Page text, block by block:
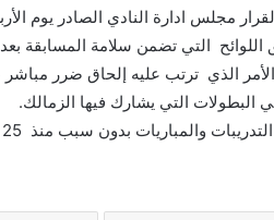
مجلس ادارة النادي الصادر يوم
التي تضمن سلامة المسابقة بعد
وهو الأمر الذي ترتب عليه إلحاق ضرر
التي يشارك فيها الزمالك.